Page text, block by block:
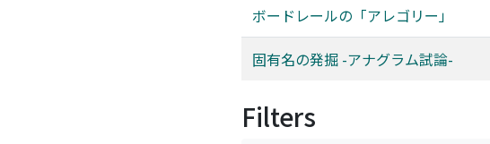
ボードレールの「アレゴリー」
固有名の発掘 -アナグラム試論-
Filters